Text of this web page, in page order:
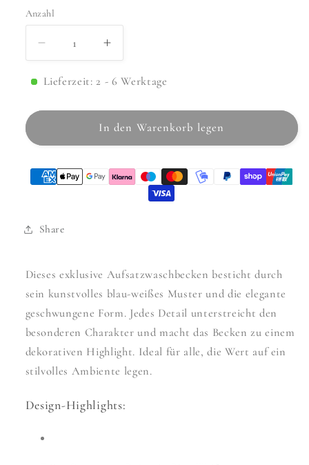
Anzahl
Anzahl
Verringere
die
Menge
Aufsatzwaschbecken
∅
Erhöhe
die
Menge
Aufsatzwaschbecken
Vivien
∅
Lieferzeit: 2 - 6 Werktage
In den Warenkorb legen
Share
Dieses exklusive Aufsatzwaschbecken besticht durch
sein kunstvolles blau-weißes Muster und die elegante
geschwungene Form. Jedes Detail unterstreicht den
besonderen Charakter und macht das Becken zu einem
dekorativen Highlight. Ideal für alle, die Wert auf ein
stilvolles Ambiente legen.
Design-Highlights: